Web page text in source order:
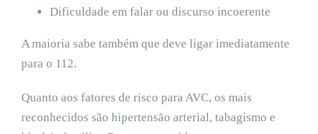
Dificuldade em falar ou discurso incoerente
A maioria sabe também que deve ligar imediatamente
para o 112.
Quanto aos fatores de risco para AVC, os mais
reconhecidos são hipertensão arterial, tabagismo e